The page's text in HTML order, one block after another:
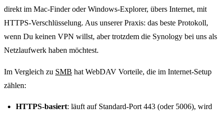
direkt im Mac-Finder oder Windows-Explorer, übers Internet, mit
HTTPS-Verschlüsselung. Aus unserer Praxis: das beste Protokoll,
wenn Du keinen VPN willst, aber trotzdem die Synology bei uns als
Netzlaufwerk haben möchtest.
Im Vergleich zu SMB hat WebDAV Vorteile, die im Internet-Setup
zählen:
HTTPS-basiert: läuft auf Standard-Port 443 (oder 5006), wird